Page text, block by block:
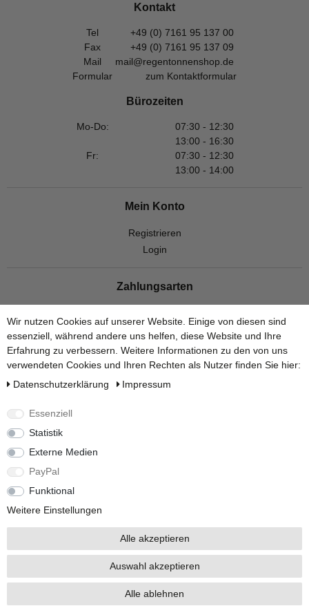
Kontakt
Tel
+49 (0) 7161 95 137 00
Fax
+49 (0) 7161 95 137 09
Mail
mail@regentonnenshop.de
Formular
zum Kontaktformular
Bürozeiten
Mo-Do:
07:30 - 12:30
13:00 - 16:30
Fr:
07:30 - 12:30
13:00 - 14:00
Mein Konto
Registrieren
Login
Zahlungsarten
Versandarten
Alle Preise inkl. 19% Mehrwertsteuer.
* Die verkauften Stückzahlen beziehen sich auf Verkäufe in unseren Shops und
Marktplätzen.
Wir nutzen Cookies auf unserer Website. Einige von diesen sind
essenziell, während andere uns helfen, diese Website und Ihre
Erfahrung zu verbessern. Weitere Informationen zu den von uns
verwendeten Cookies und Ihren Rechten als Nutzer finden Sie hier:
Daten­schutz­erklärung
Impressum
Essenziell
Statistik
Externe Medien
PayPal
Funktional
Weitere Einstellungen
Alle akzeptieren
Auswahl akzeptieren
Alle ablehnen